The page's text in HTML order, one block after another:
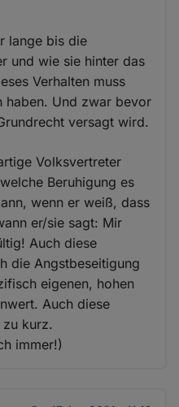
lange bis die
und wie sie hinter das
Verhalten muss
haben. Und zwar bevor
versagt wird.
Volksvertreter
Beruhigung es
wenn er weiß, dass
er/sie sagt: Mir
Auch diese
die Angstbeseitigung
eigenen, hohen
Auch diese
kurz.
immer!)